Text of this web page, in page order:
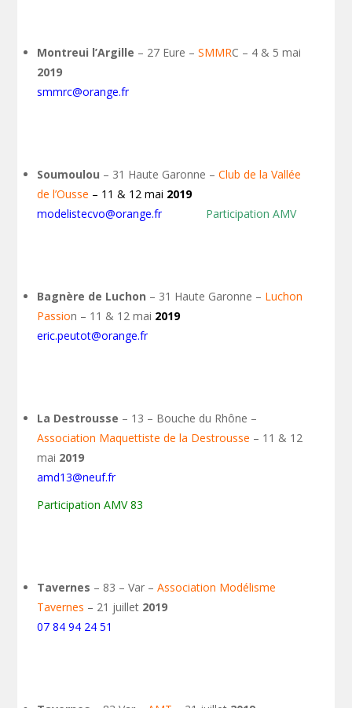
Montreui l’Argille – 27 Eure –SMMRC – 4 & 5 mai
2019
smmrc@orange.fr
Soumoulou – 31 Haute Garonne –Club de la Vallée
de l’Ousse – 11 & 12 mai 2019
modelistecvo@orange.fr
Participation AMV
Bagnère de Luchon – 31 Haute Garonne – Luchon
Passion – 11 & 12 mai 2019
eric.peutot@orange.fr
La Destrousse – 13 – Bouche du Rhône –
Association Maquettiste de la Destrousse – 11 & 12
mai 2019
amd13@neuf.fr
Participation AMV 83
Tavernes – 83 – Var –Association Modélisme
Tavernes – 21 juillet 2019
07 84 94 24 51